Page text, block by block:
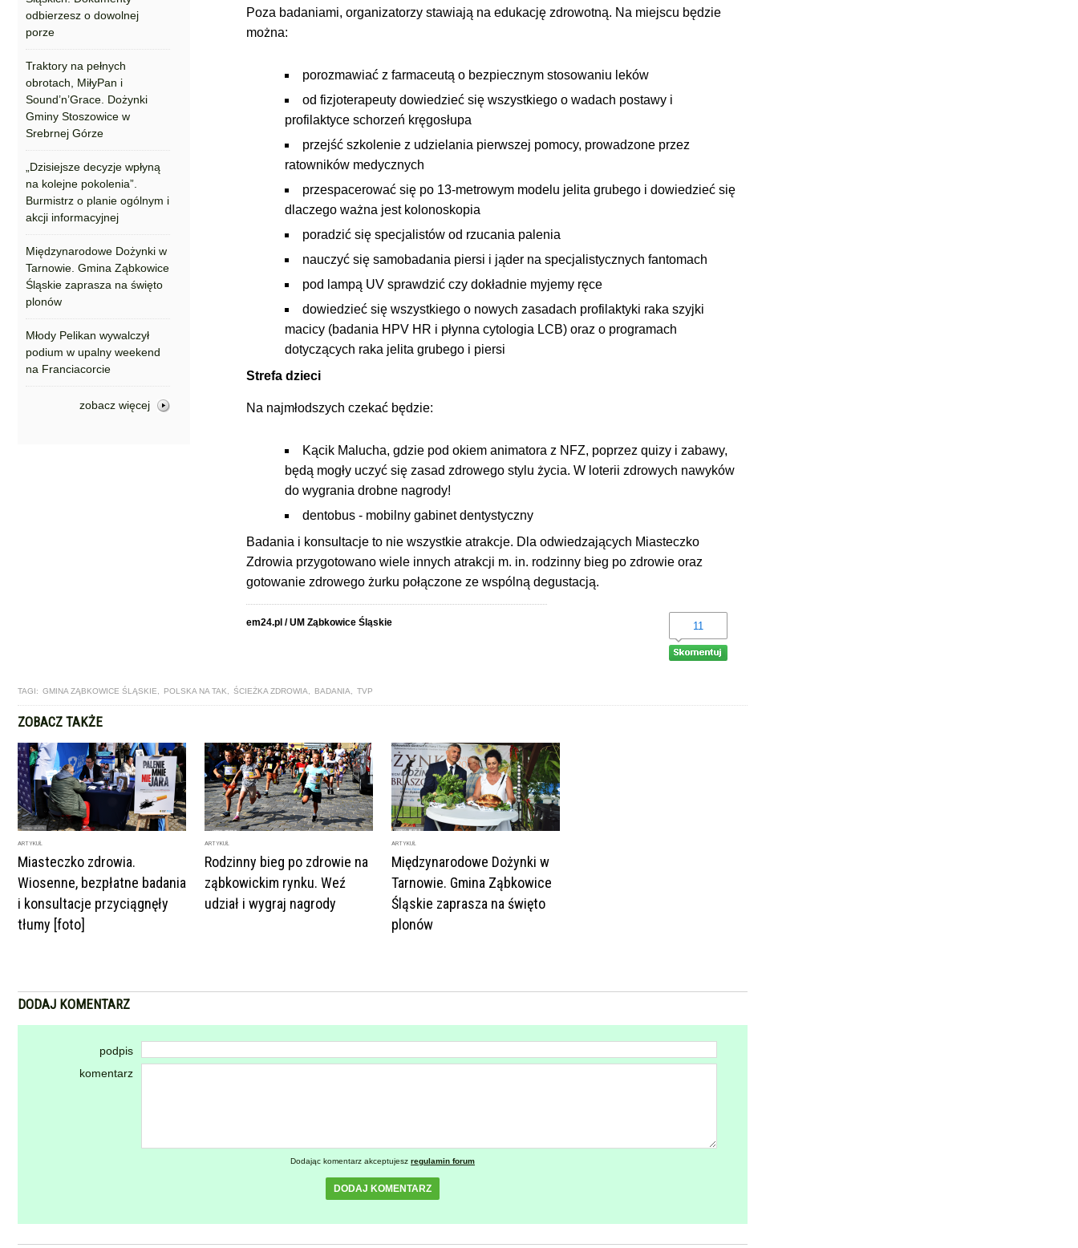
odbierzesz o dowolnej
porze
Traktory na pełnych
obrotach, MiłyPan i
Sound’n’Grace. Dożynki
Gminy Stoszowice w
Srebrnej Górze
„Dzisiejsze decyzje wpłyną
na kolejne pokolenia”.
Burmistrz o planie ogólnym i
akcji informacyjnej
Międzynarodowe Dożynki w
Tarnowie. Gmina Ząbkowice
Śląskie zaprasza na święto
plonów
Młody Pelikan wywalczył
podium w upalny weekend
na Franciacorcie
zobacz więcej
Poza badaniami, organizatorzy stawiają na edukację zdrowotną. Na miejscu będzie
można:
porozmawiać z farmaceutą o bezpiecznym stosowaniu leków
od fizjoterapeuty dowiedzieć się wszystkiego o wadach postawy i
profilaktyce schorzeń kręgosłupa
przejść szkolenie z udzielania pierwszej pomocy, prowadzone przez
ratowników medycznych
przespacerować się po 13-metrowym modelu jelita grubego i dowiedzieć się
dlaczego ważna jest kolonoskopia
poradzić się specjalistów od rzucania palenia
nauczyć się samobadania piersi i jąder na specjalistycznych fantomach
pod lampą UV sprawdzić czy dokładnie myjemy ręce
dowiedzieć się wszystkiego o nowych zasadach profilaktyki raka szyjki
macicy (badania HPV HR i płynna cytologia LCB) oraz o programach
dotyczących raka jelita grubego i piersi
Strefa dzieci
Na najmłodszych czekać będzie:
Kącik Malucha, gdzie pod okiem animatora z NFZ, poprzez quizy i zabawy,
będą mogły uczyć się zasad zdrowego stylu życia. W loterii zdrowych nawyków
do wygrania drobne nagrody!
dentobus - mobilny gabinet dentystyczny
Badania i konsultacje to nie wszystkie atrakcje. Dla odwiedzających Miasteczko
Zdrowia przygotowano wiele innych atrakcji m. in. rodzinny bieg po zdrowie oraz
gotowanie zdrowego żurku połączone ze wspólną degustacją.
em24.pl / UM Ząbkowice Śląskie 11
TAGI: GMINA ZĄBKOWICE ŚLĄSKIE POLSKA NA TAK ŚCIEŻKA ZDROWIA BADANIA TVP
ZOBACZ TAKŻE
ARTYKUŁ
Miasteczko zdrowia.
Wiosenne, bezpłatne badania
i konsultacje przyciągnęły
tłumy [foto]
ARTYKUŁ
Rodzinny bieg po zdrowie na
ząbkowickim rynku. Weź
udział i wygraj nagrody
ARTYKUŁ
Międzynarodowe Dożynki w
Tarnowie. Gmina Ząbkowice
Śląskie zaprasza na święto
plonów
DODAJ KOMENTARZ
podpis
komentarz
Dodając komentarz akceptujesz regulamin forum
DODAJ KOMENTARZ